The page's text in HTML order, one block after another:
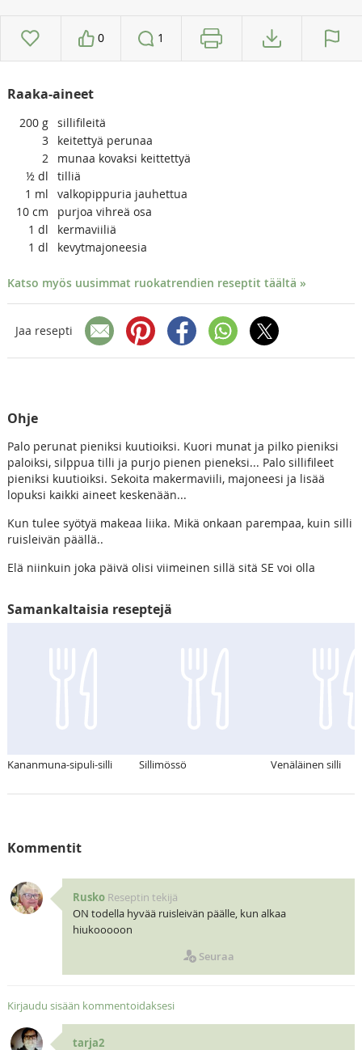
0 1
Raaka-aineet
200 g sillifileitä
3
keitettyä perunaa
2
munaa kovaksi keittettyä
½ dl
tilliä
1 ml
valkopippuria jauhettua
10 cm
purjoa vihreä osa
1 dl
kermaviiliä
1 dl kevytmajoneesia
Katso myös uusimmat ruokatrendien reseptit täältä »
Jaa resepti
Ohje
Palo perunat pieniksi kuutioiksi. Kuori munat ja pilko pieniksi
paloiksi, silppua tilli ja purjo pienen pieneksi... Palo sillifileet
pieniksi kuutioiksi. Sekoita makermaviili, majoneesi ja lisää
lopuksi kaikki aineet keskenään...
Kun tulee syötyä makeaa liika. Mikä onkaan parempaa, kuin silli
ruisleivän päällä..
Elä niinkuin joka päivä olisi viimeinen sillä sitä SE voi olla
Samankaltaisia reseptejä
Kananmuna-sipuli-silli Sillimössö Venäläinen silli
Kommentit
Rusko Reseptin tekijä
ON todella hyvää ruisleivän päälle, kun alkaa
hiukooooon
Seuraa
Kirjaudu sisään kommentoidaksesi
tarja2